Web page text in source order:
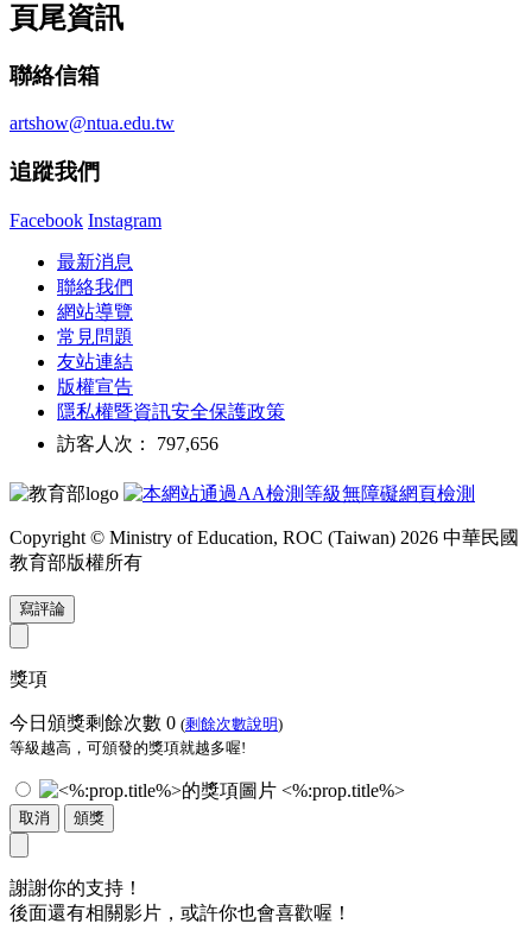
頁尾資訊
聯絡信箱
artshow@ntua.edu.tw
追蹤我們
Facebook Instagram
最新消息
聯絡我們
網站導覽
常見問題
友站連結
版權宣告
隱私權暨資訊安全保護政策
訪客人次： 797,656
Copyright © Ministry of Education, ROC (Taiwan) 2026 中華民國
教育部版權所有
寫評論
獎項
今日頒獎剩餘次數 0 (剩餘次數說明)
等級越高，可頒發的獎項就越多喔!
<%:prop.title%>
取消 頒獎
謝謝你的支持！
後面還有相關影片，或許你也會喜歡喔！